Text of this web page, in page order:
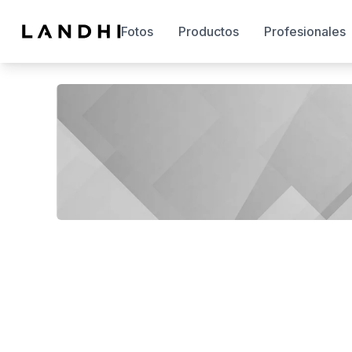
Fotos Productos Profesionales